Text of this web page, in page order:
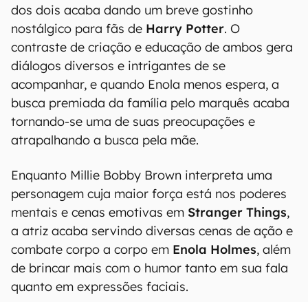
dos dois acaba dando um breve gostinho
nostálgico para fãs de Harry Potter. O
contraste de criação e educação de ambos gera
diálogos diversos e intrigantes de se
acompanhar, e quando Enola menos espera, a
busca premiada da família pelo marquês acaba
tornando-se uma de suas preocupações e
atrapalhando a busca pela mãe.
Enquanto Millie Bobby Brown interpreta uma
personagem cuja maior força está nos poderes
mentais e cenas emotivas em Stranger Things,
a atriz acaba servindo diversas cenas de ação e
combate corpo a corpo em Enola Holmes, além
de brincar mais com o humor tanto em sua fala
quanto em expressões faciais.